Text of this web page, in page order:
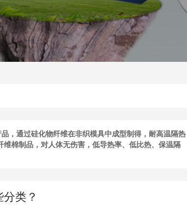
，通过硅化物纤维在非织模具中成型制得，耐高温隔热
棉制品，对人体无伤害，低导热率、低比热、保温隔
类？